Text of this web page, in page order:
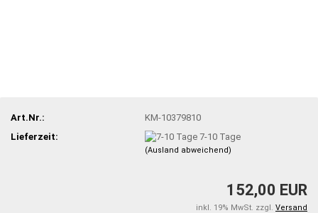
Art.Nr.:
KM-10379810
Lieferzeit:
7-10 Tage
(Ausland abweichend)
152,00 EUR
inkl. 19% MwSt. zzgl. Versand